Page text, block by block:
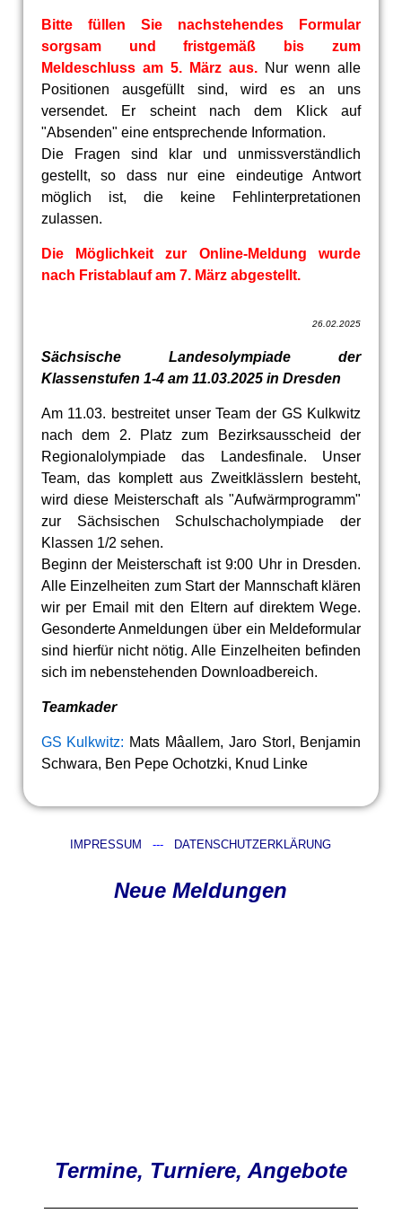
Bitte füllen Sie nachstehendes Formular
sorgsam und fristgemäß bis zum
Meldeschluss am 5. März aus. Nur wenn alle
Positionen ausgefüllt sind, wird es an uns
versendet. Er scheint nach dem Klick auf
"Absenden" eine entsprechende Information.
Die Fragen sind klar und unmissverständlich
gestellt, so dass nur eine eindeutige Antwort
möglich ist, die keine Fehlinterpretationen
zulassen.
Die Möglichkeit zur Online-Meldung wurde
nach Fristablauf am 7. März abgestellt.
26.02.2025
Sächsische Landesolympiade der
Klassenstufen 1-4 am 11.03.2025 in Dresden
Am 11.03. bestreitet unser Team der GS Kulkwitz
nach dem 2. Platz zum Bezirksausscheid der
Regionalolympiade das Landesfinale. Unser
Team, das komplett aus Zweitklässlern besteht,
wird diese Meisterschaft als "Aufwärmprogramm"
zur Sächsischen Schulschacholympiade der
Klassen 1/2 sehen.
Beginn der Meisterschaft ist 9:00 Uhr in Dresden.
Alle Einzelheiten zum Start der Mannschaft klären
wir per Email mit den Eltern auf direktem Wege.
Gesonderte Anmeldungen über ein Meldeformular
sind hierfür nicht nötig. Alle Einzelheiten befinden
sich im nebenstehenden Downloadbereich.
Teamkader
GS Kulkwitz: Mats Mâallem, Jaro Storl, Benjamin
Schwara, Ben Pepe Ochotzki, Knud Linke
IMPRESSUM --- DATENSCHUTZERKLÄRUNG
Neue Meldungen
Termine, Turniere, Angebote